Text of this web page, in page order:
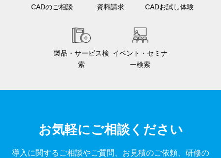
CADのご相談 資料請求 CADお試し体験
製品・サービス検
索
イベント・セミナ
ー検索
お気軽にご相談ください
導入に関するご相談やご質問、お見積のご依頼、研修の